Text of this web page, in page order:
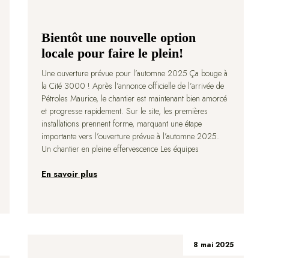
Bientôt une nouvelle option
locale pour faire le plein!
Une ouverture prévue pour l’automne 2025 Ça bouge à
la Cité 3000 ! Après l’annonce officielle de l’arrivée de
Pétroles Maurice, le chantier est maintenant bien amorcé
et progresse rapidement. Sur le site, les premières
installations prennent forme, marquant une étape
importante vers l’ouverture prévue à l’automne 2025.
Un chantier en pleine effervescence Les équipes
En savoir plus
8 mai 2025